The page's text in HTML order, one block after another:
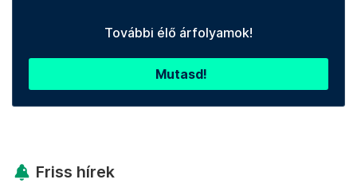
További élő árfolyamok!
Mutasd!
Friss hírek